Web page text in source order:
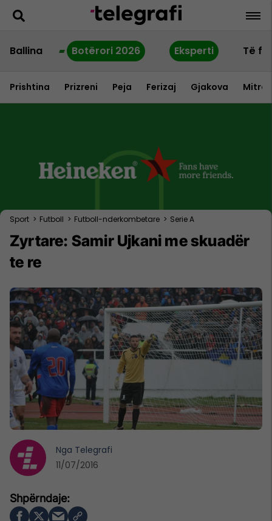
Ballina Botërori 2026 Eksperti Të
Prishtina Prizreni Peja Ferizaj Gjakova
Sport > Futboll > Futboll-nderkombetare > Serie A
Zyrtare: Samir Ujkani me skuadër
te re
Nga Telegrafi
11/07/2016